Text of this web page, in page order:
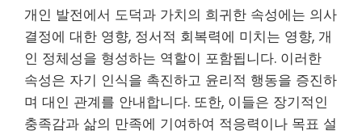
개인 발전에서 도덕과 가치의 희귀한 속성에는 의사
결정에 대한 영향, 정서적 회복력에 미치는 영향, 개
인 정체성을 형성하는 역할이 포함됩니다. 이러한
속성은 자기 인식을 촉진하고 윤리적 행동을 증진하
며 대인 관계를 안내합니다. 또한, 이들은 장기적인
충족감과 삶의 만족에 기여하여 적응력이나 목표 설